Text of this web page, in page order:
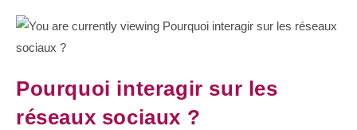
Pourquoi interagir sur les
réseaux sociaux ?